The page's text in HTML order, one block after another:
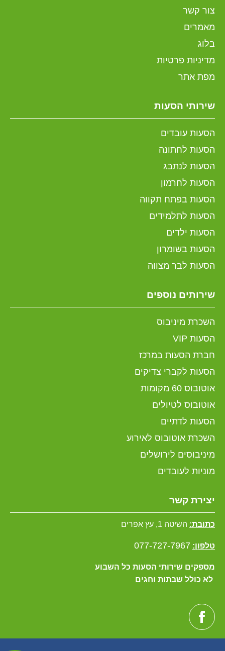
צור קשר
מאמרים
בלוג
מדיניות פרטיות
מפת אתר
שירותי הסעות
הסעות עובדים
הסעות לחתונה
הסעות לנתבג
הסעות לחרמון
הסעות בפתח תקווה
הסעות לתלמידים
הסעות ילדים
הסעות בשומרון
הסעות לבר מצווה
שירותים נוספים
השכרת מיניבוס
הסעות VIP
חברת הסעות במרכז
הסעות לקברי צדיקים
אוטובוס 60 מקומות
אוטובוס לטיולים
הסעות לדתיים
השכרת אוטובוס לאירוע
מיניבוסים לירושלים
מוניות לעובדים
יצירת קשר
כתובת: השיטה 1, עץ אפרים
טלפון: 077-727-7967
מספקים שירותי הסעות כל השבוע
לא כולל שבתות וחגים